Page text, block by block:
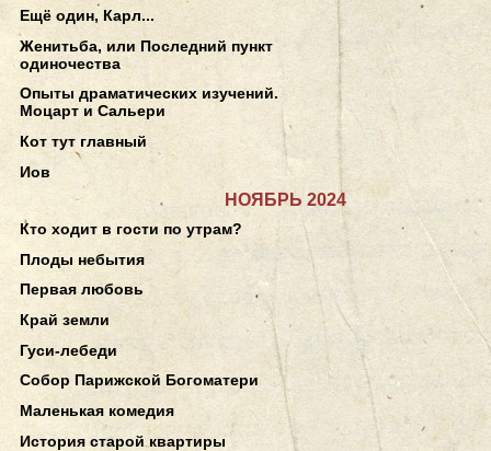
Ещё один, Карл...
Женитьба, или Последний пункт
одиночества
Опыты драматических изучений.
Моцарт и Сальери
Кот тут главный
Иов
НОЯБРЬ 2024
Кто ходит в гости по утрам?
Плоды небытия
Первая любовь
Край земли
Гуси-лебеди
Собор Парижской Богоматери
Маленькая комедия
История старой квартиры